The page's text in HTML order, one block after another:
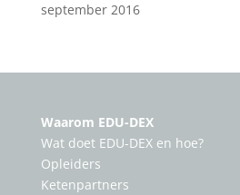
september 2016
Waarom EDU-DEX
Wat doet EDU-DEX en hoe?
Opleiders
Ketenpartners